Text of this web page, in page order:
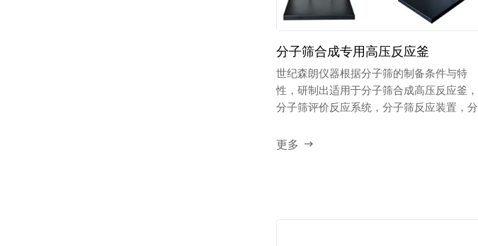
分子筛合成专用高压反应釜
世纪森朗仪器根据分子筛的制备条件与特
性，研制出适用于分子筛合成高压反应釜，
分子筛评价反应系统，分子筛反应装置，分
更多